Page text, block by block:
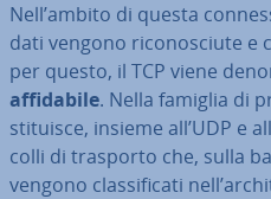
Nell’ambito di questa
dati vengono ri­co­no­sciu­te e
per questo, il TCP viene
af­fi­da­bi­le. Nella famiglia di
sti­tui­sce, insieme all’UDP e
col­li di trasporto che, sulla
vengono clas­si­fi­ca­ti